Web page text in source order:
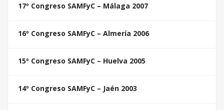
17º Congreso SAMFyC – Málaga 2007
16º Congreso SAMFyC – Almería 2006
15º Congreso SAMFyC – Huelva 2005
14º Congreso SAMFyC – Jaén 2003